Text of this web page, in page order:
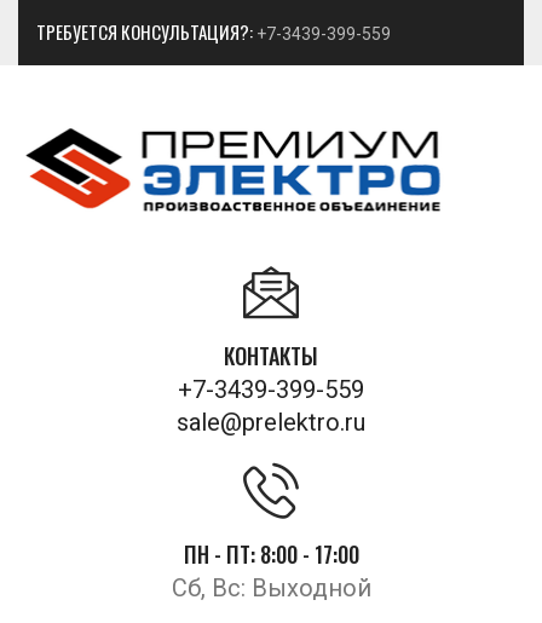
ТРЕБУЕТСЯ КОНСУЛЬТАЦИЯ?: +7-3439-399-559
КОНТАКТЫ
+7-3439-399-559
sale@prelektro.ru
ПН - ПТ: 8:00 - 17:00
Сб, Вс: Выходной